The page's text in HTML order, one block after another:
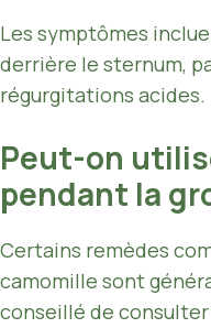
Les symptômes
derrière le sternum,
régurgitations acides.
Peut-on
pendant la
Certains remèdes
camomille sont
conseillé de